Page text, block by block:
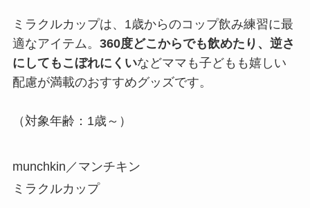
ミラクルカップは、1歳からのコップ飲み練習に最
適なアイテム。 360度どこからでも飲めたり、逆さ
にしてもこぼれにくいなどママも子どもも嬉しい
配慮が満載のおすすめグッズです。
（対象年齢：1歳～）
munchkin／マンチキン
ミラクルカップ